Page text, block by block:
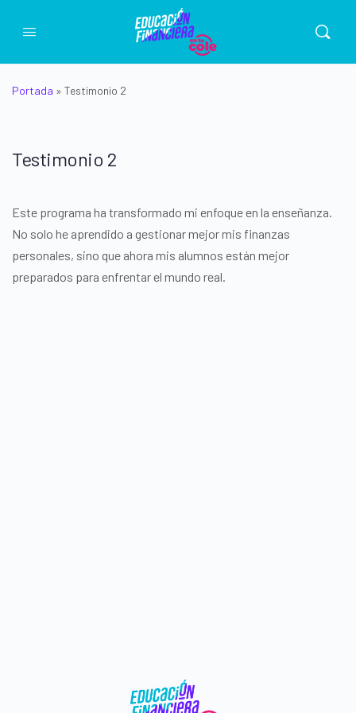
Portada » Testimonio 2
Testimonio 2
Este programa ha transformado mi enfoque en la enseñanza.
No solo he aprendido a gestionar mejor mis finanzas
personales, sino que ahora mis alumnos están mejor
preparados para enfrentar el mundo real.